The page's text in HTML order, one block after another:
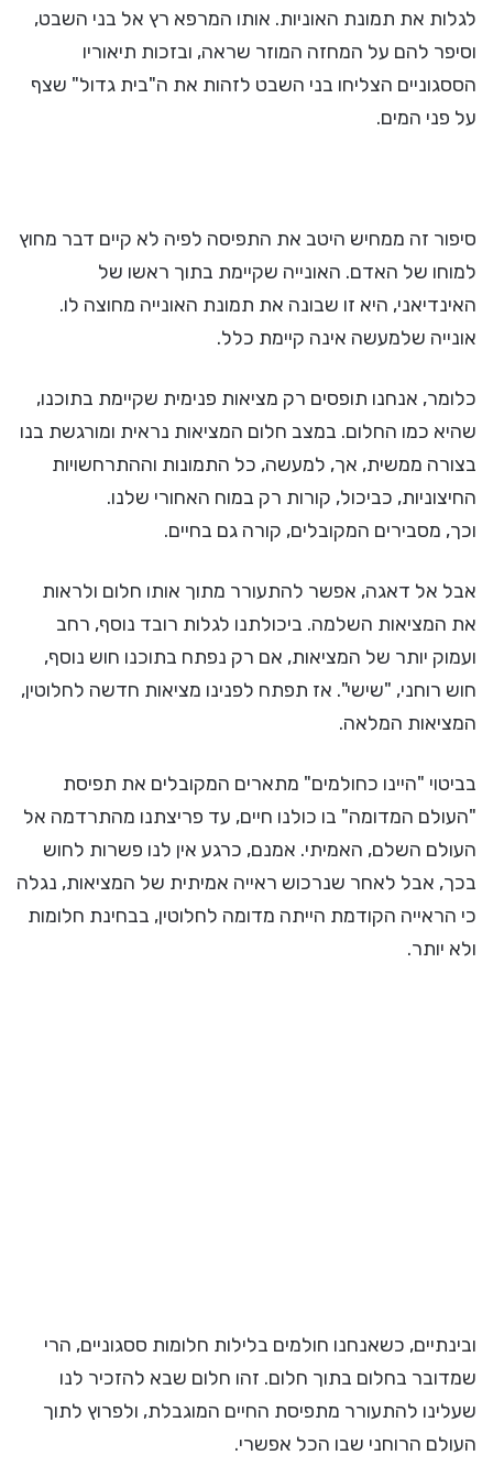
לגלות את תמונת האוניות. אותו המרפא רץ אל בני השבט,
וסיפר להם על המחזה המוזר שראה, ובזכות תיאוריו
הססגוניים הצליחו בני השבט לזהות את ה"בית גדול" שצף
על פני המים.
סיפור זה ממחיש היטב את התפיסה לפיה לא קיים דבר מחוץ
למוחו של האדם. האונייה שקיימת בתוך ראשו של
האינדיאני, היא זו שבונה את תמונת האונייה מחוצה לו.
אונייה שלמעשה אינה קיימת כלל.
כלומר, אנחנו תופסים רק מציאות פנימית שקיימת בתוכנו,
שהיא כמו החלום. במצב חלום המציאות נראית ומורגשת בנו
בצורה ממשית, אך, למעשה, כל התמונות וההתרחשויות
החיצוניות, כביכול, קורות רק במוח האחורי שלנו.
וכך, מסבירים המקובלים, קורה גם בחיים.
אבל אל דאגה, אפשר להתעורר מתוך אותו חלום ולראות
את המציאות השלמה. ביכולתנו לגלות רובד נוסף, רחב
ועמוק יותר של המציאות, אם רק נפתח בתוכנו חוש נוסף,
חוש רוחני, "שישי". אז תפתח לפנינו מציאות חדשה לחלוטין,
המציאות המלאה.
בביטוי "היינו כחולמים" מתארים המקובלים את תפיסת
"העולם המדומה" בו כולנו חיים, עד פריצתנו מהתרדמה אל
העולם השלם, האמיתי. אמנם, כרגע אין לנו פשרות לחוש
בכך, אבל לאחר שנרכוש ראייה אמיתית של המציאות, נגלה
כי הראייה הקודמת הייתה מדומה לחלוטין, בבחינת חלומות
ולא יותר.
ובינתיים, כשאנחנו חולמים בלילות חלומות ססגוניים, הרי
שמדובר בחלום בתוך חלום. זהו חלום שבא להזכיר לנו
שעלינו להתעורר מתפיסת החיים המוגבלת, ולפרוץ לתוך
העולם הרוחני שבו הכל אפשרי.